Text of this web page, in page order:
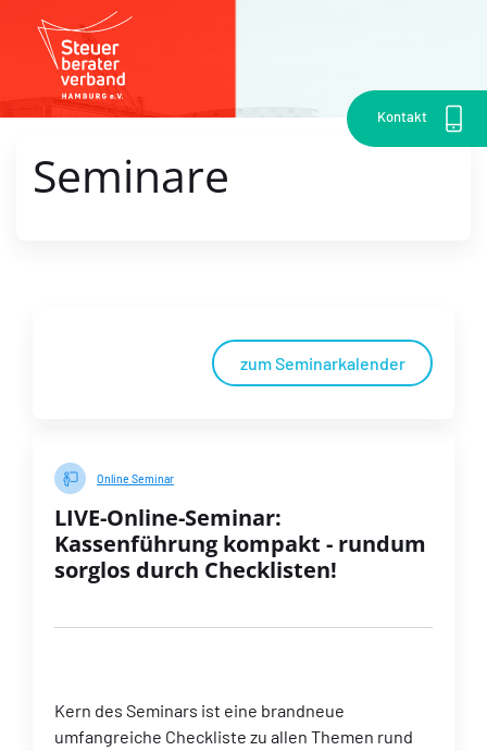
Kontakt
Seminare
zum Seminarkalender
Online Seminar
LIVE-Online-Seminar:
Kassenführung kompakt - rundum
sorglos durch Checklisten!
Kern des Seminars ist eine brandneue
umfangreiche Checkliste zu allen Themen rund